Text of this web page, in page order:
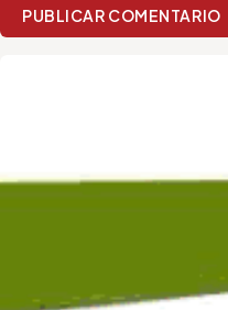
PUBLICAR COMENTARIO